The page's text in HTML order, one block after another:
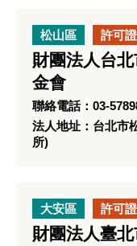
松山區 許可
財團法人台
金會
聯絡電話：03-
法人地址：台北市
所)
大安區 許可
財團法人臺